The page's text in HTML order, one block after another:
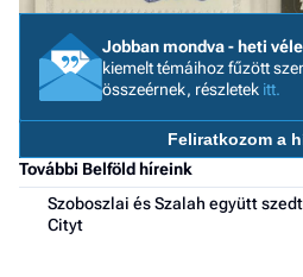
Jobban mondva - heti
kiemelt témáihoz fűzött
összeérnek, részletek itt.
Feliratkozom a
További Belföld híreink
Szoboszlai és Szalah együtt
Cityt